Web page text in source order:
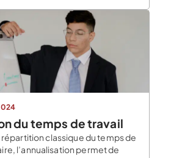
du temps de travail
répartition classique du temps de
l’annualisation permet de